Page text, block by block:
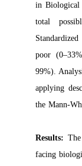
in
total
poor
99%).
applying
the Mann-
Results:
facing